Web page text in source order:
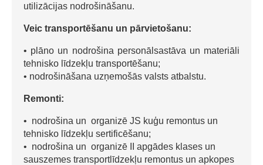
utilizācijas nodrošināšanu.
Veic transportēšanu un pārvietošanu:
• plāno un nodrošina personālsastāva un materiāli
tehnisko līdzekļu transportēšanu;
• nodrošināšana uzņemošās valsts atbalstu.
Remonti:
• nodrošina un organizē JS kuģu remontus un
tehnisko līdzekļu sertificēšanu;
• nodrošina un organizē II apgādes klases un
sauszemes transportlīdzekļu remontus un apkopes